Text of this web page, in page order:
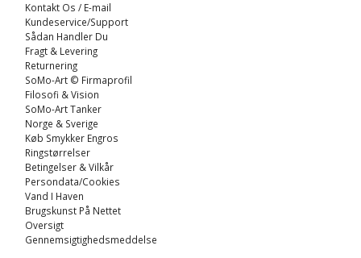
Kontakt Os / E-mail
Kundeservice/Support
Sådan Handler Du
Fragt & Levering
Returnering
SoMo-Art © Firmaprofil
Filosofi & Vision
SoMo-Art Tanker
Norge & Sverige
Køb Smykker Engros
Ringstørrelser
Betingelser & Vilkår
Persondata/Cookies
Vand I Haven
Brugskunst På Nettet
Oversigt
Gennemsigtighedsmeddelse